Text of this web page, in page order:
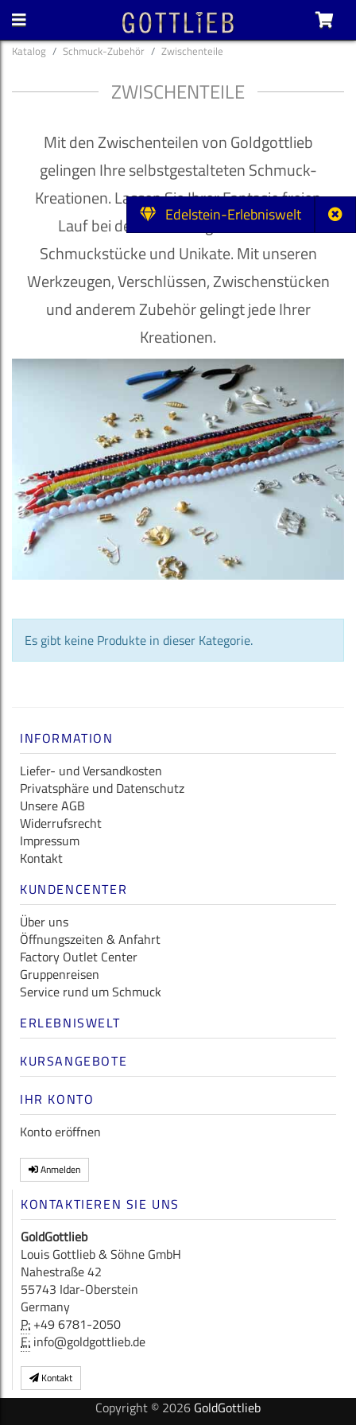
Edelstein-Erlebniswelt
Katalog Schmuck-Zubehör Zwischenteile
ZWISCHENTEILE
Mit den Zwischenteilen von Goldgottlieb
gelingen Ihre selbstgestalteten Schmuck-
Kreationen. Lassen Sie Ihrer Fantasie freien
Lauf bei der Gestaltung individueller
Schmuckstücke und Unikate. Mit unseren
Werkzeugen, Verschlüssen, Zwischenstücken
und anderem Zubehör gelingt jede Ihrer
Kreationen.
Es gibt keine Produkte in dieser Kategorie.
INFORMATION
Liefer- und Versandkosten
Privatsphäre und Datenschutz
Unsere AGB
Widerrufsrecht
Impressum
Kontakt
KUNDENCENTER
Über uns
Öffnungszeiten & Anfahrt
Factory Outlet Center
Gruppenreisen
Service rund um Schmuck
ERLEBNISWELT
KURSANGEBOTE
IHR KONTO
Konto eröffnen
Anmelden
KONTAKTIEREN SIE UNS
GoldGottlieb
Louis Gottlieb & Söhne GmbH
Nahestraße 42
55743 Idar-Oberstein
Germany
P: +49 6781-2050
E: info@goldgottlieb.de
Kontakt
Copyright © 2026 GoldGottlieb